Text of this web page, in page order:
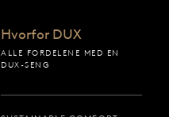
Hvorfor DUX
ALLE FORDELENE MED EN
DUX-SENG